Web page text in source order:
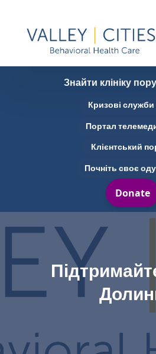
Знайти клініку
Кризові
Портал
Клієнтський
Почніть своє